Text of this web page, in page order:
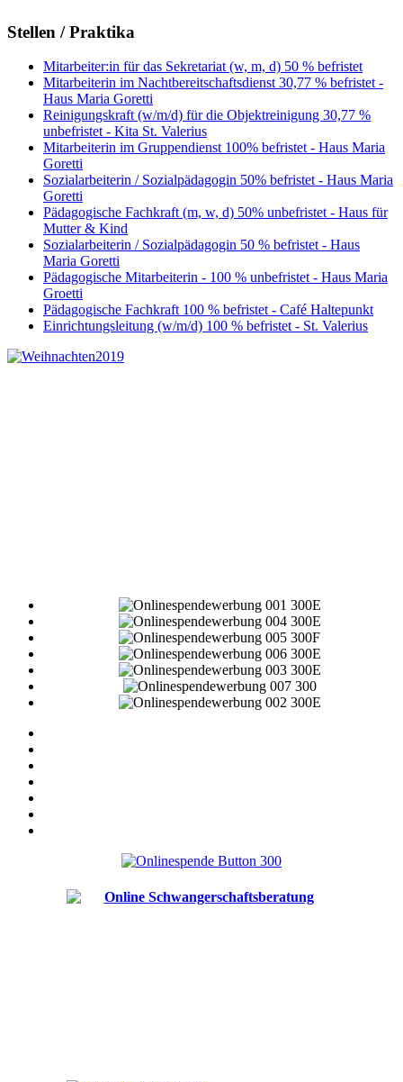
Stellen / Praktika
Mitarbeiter:in für das Sekretariat (w, m, d) 50 % befristet
Mitarbeiterin im Nachtbereitschaftsdienst 30,77 % befristet -
Haus Maria Goretti
Reinigungskraft (w/m/d) für die Objektreinigung 30,77 %
unbefristet - Kita St. Valerius
Mitarbeiterin im Gruppendienst 100% befristet - Haus Maria
Goretti
Sozialarbeiterin / Sozialpädagogin 50% befristet - Haus Maria
Goretti
Pädagogische Fachkraft (m, w, d) 50% unbefristet - Haus für
Mutter & Kind
Sozialarbeiterin / Sozialpädagogin 50 % befristet - Haus
Maria Goretti
Pädagogische Mitarbeiterin - 100 % unbefristet - Haus Maria
Groetti
Pädagogische Fachkraft 100 % befristet - Café Haltepunkt
Einrichtungsleitung (w/m/d) 100 % befristet - St. Valerius